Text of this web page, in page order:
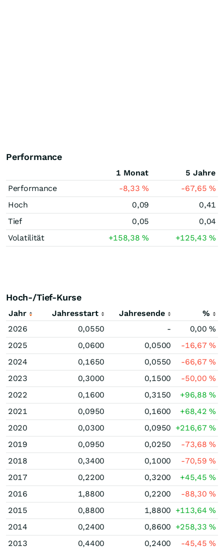
Performance
1 Monat
5 Jahre
Performance
-8,33% -67,65%
Hoch
0,09
0,41
Tief
0,05
0,04
Volatilität
+158,38% +125,43%
Hoch-/Tief-Kurse
Jahr Jahresstart Jahresende
%
2026
0,0550 - 0,00%
2025
0,0600 0,0500 -16,67%
2024
0,1650 0,0550 -66,67%
2023
0,3000 0,1500 -50,00%
2022
0,1600 0,3150 +96,88%
2021
0,0950 0,1600 +68,42%
2020
0,0300 0,0950 +216,67%
2019
0,0950 0,0250 -73,68%
2018
0,3400 0,1000 -70,59%
2017
0,2200 0,3200 +45,45%
2016
1,8800 0,2200 -88,30%
2015
0,8800 1,8800 +113,64%
2014
0,2400 0,8600 +258,33%
2013
0,4400 0,2400 -45,45%